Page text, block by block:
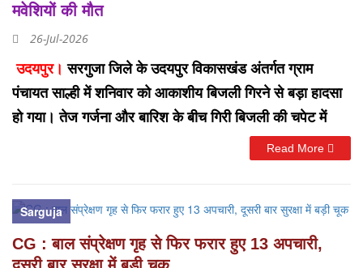
मवेशियों की मौत
26-Jul-2026
उदयपुर।सरगुजा जिले के उदयपुर विकासखंड अंतर्गत ग्राम
पंचायत साल्ही में शनिवार को आकाशीय बिजली गिरने से बड़ा हादसा
हो गया। तेज गर्जना और बारिश के बीच गिरी बिजली की चपेट में
आने से 12 मवेशियों की मौके पर ही मौत हो गई। मृत मवेशियों में तीन
बैल और नौ गाय शामिल हैं। इस घटना के बाद प्रभावित पशुपालकों
अनुसार शनिवार को अचानक क्षेत्र में मौसम ने करवट बदली।
आसमान में बादल छा गए और तेज गर्जना के साथ बारिश शुरू हो
गई। इसी दौरान ग्राम साल्ही के बैगापारा क्षेत्र में चर रहे मवेशी
Read More
Sarguja
CG : बाल संप्रेक्षण गृह से फिर फरार हुए 13 अपचारी,